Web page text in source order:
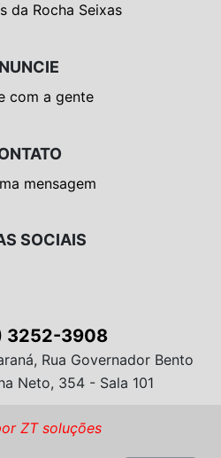
da Rocha Seixas
com a gente
mensagem
SOCIAIS
3252-3908
Rua Governador Bento
Neto, 354 - Sala 101
ZT soluções